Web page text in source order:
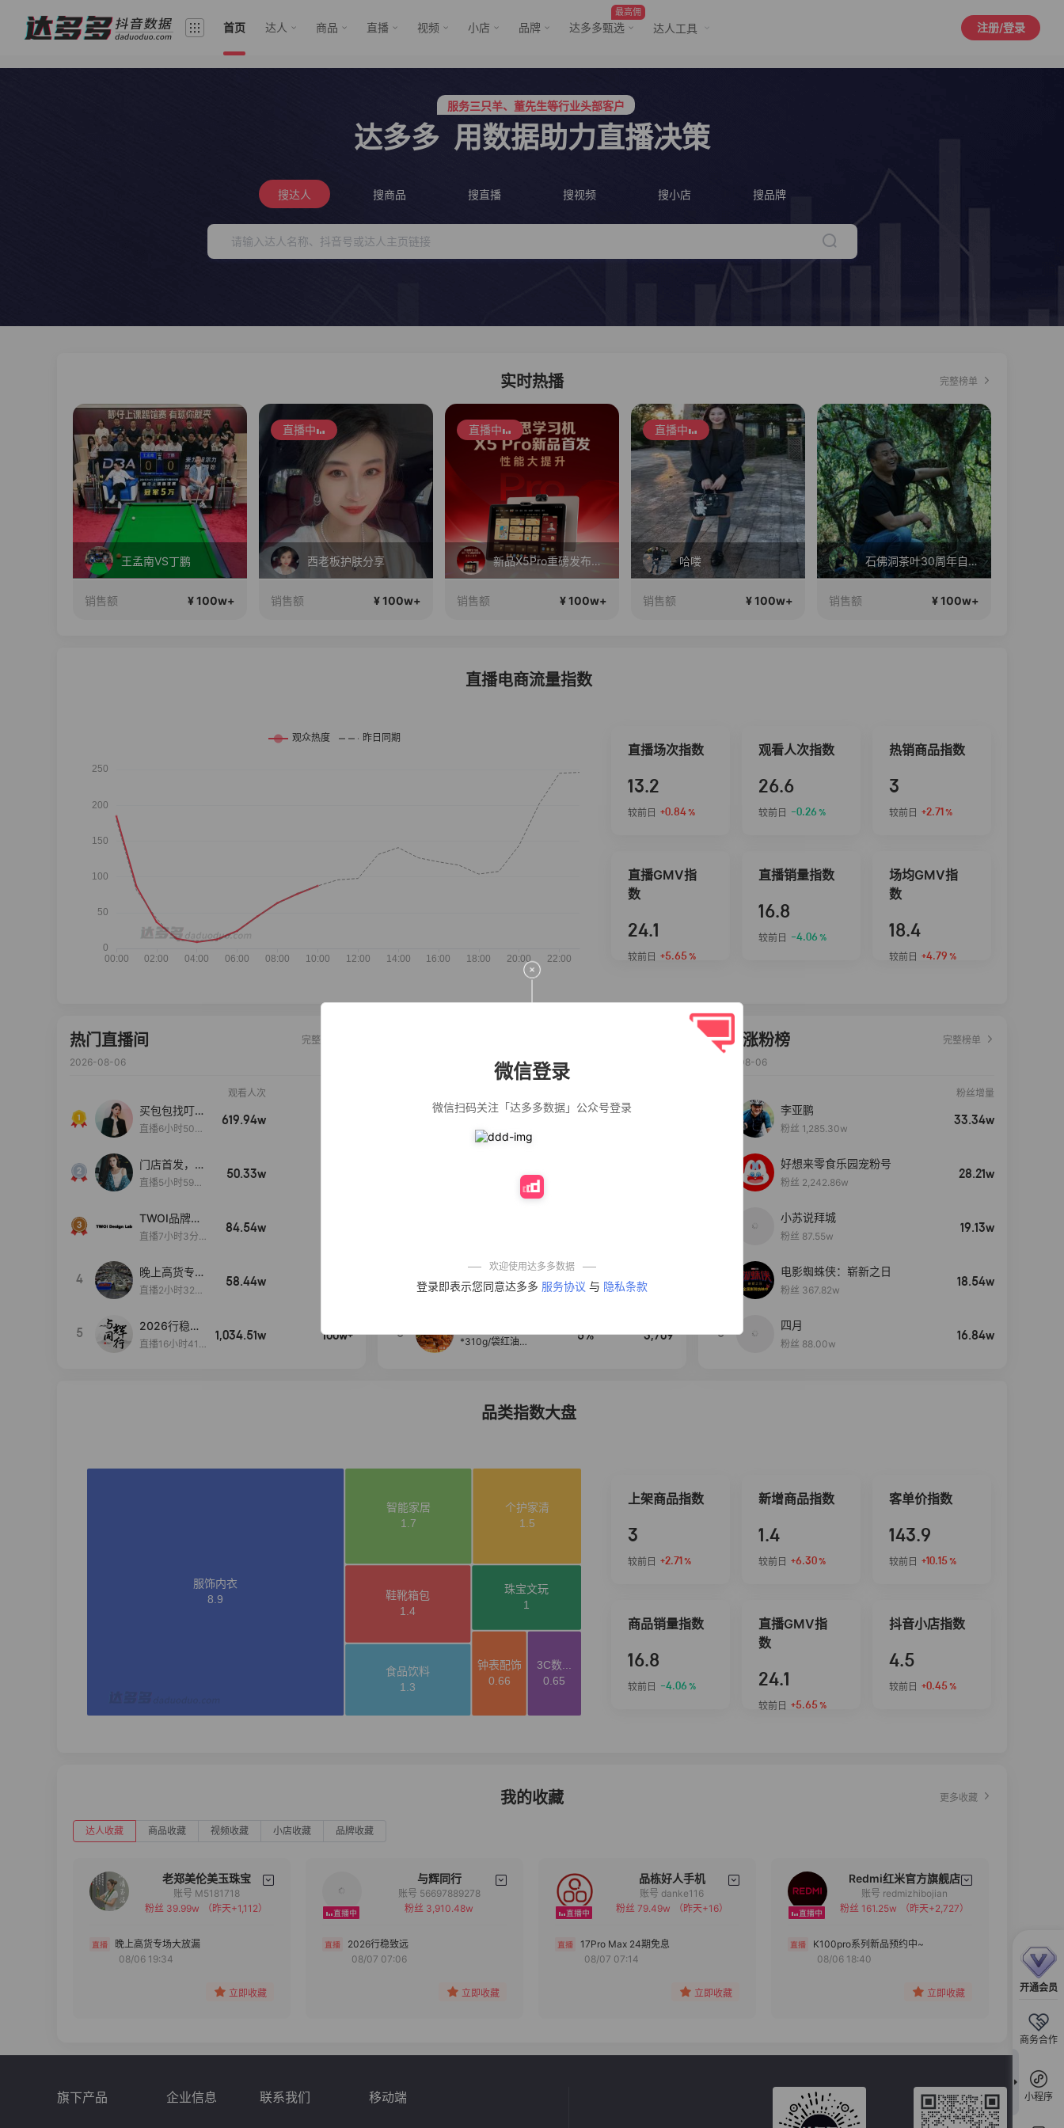
首页 达人 商品 直播 视频 小店 品牌
最高佣
达多多甄选 达人工具 注册/登录
开通会员
商务合作
小程序
微信登录
微信扫码关注「达多多数据」公众号登录
欢迎使用达多多数据
登录即表示您同意达多多 服务协议 与 隐私条款
服务三只羊、董先生等行业头部客户
行业价格屠夫，年卡会员低至798/年
达多多 用数据助力直播决策
搜达人 搜商品 搜直播 搜视频 搜小店 搜品牌
实时热播 完整榜单
王孟南VS丁鹏
销售额 ¥ 100w+
直播中
西老板护肤分享
销售额 ¥ 100w+
直播中
新品X5Pro重磅发布！性能大提升！首发补贴还送千元好礼！
销售额 ¥ 100w+
直播中
哈喽
销售额 ¥ 100w+
石佛洞茶叶30周年自营直播间！
销售额 ¥ 100w+
直播电商流量指数
直播场次指数
13.2
较前日 +0.84%
观看人次指数
26.6
较前日 -0.26 %
热销商品指数
3
较前日 +2.71 %
直播GMV指
数
24.1
较前日 +5.65 %
直播销量指数
16.8
较前日 -4.06 %
场均GMV指
数
18.4
较前日 +4.79 %
热门直播间
完整榜单
2026-08-06
观看人次
买包包找叮
当,一折购！
直播6小时50分
619.94w
门店首发，秋
款大上新！！
直播5小时59分
50.33w
TWOI品牌直
播间新款上
直播7小时3分5
84.54w
4
晚上高货专场
大放漏
直播2小时32分
58.44w
5
2026行稳致
远
直播16小时41
1,034.51w 100w+
【净浮生】油污
重油污去油王污
衣粉轻松搓洗去
污渍除菌除螨3倍
免煮开袋即食劲
艾草抽绳式免撕
垃圾袋大号特厚
50% 4,154
5
*310g/袋红油麻
5% 3,709
达人涨粉榜
完整榜单
2026-08-06
粉丝增量
李亚鹏
粉丝 1,285.30w
33.34w
好想来零食乐园宠粉号
粉丝 2,242.86w
28.21w
小苏说拜城
粉丝 87.55w
19.13w
电影蜘蛛侠：崭新之日
粉丝 367.82w
18.54w
5
四月
粉丝 88.00w
16.84w
品类指数大盘
上架商品指数
3
较前日 +2.71 %
新增商品指数
1.4
较前日 +6.30%
客单价指数
143.9
较前日 +10.15 %
商品销量指数
16.8
较前日 -4.06 %
直播GMV指
数
24.1
较前日 +5.65 %
抖音小店指数
4.5
较前日 +0.45 %
我的收藏 更多收藏
达人收藏 商品收藏 视频收藏 小店收藏 品牌收藏
老郑美伦美玉珠宝
备注
分组
账号 M5181718
粉丝 39.99w
（昨天+1,112）
晚上高货专场大放漏
08/06 19:34
立即收藏
与辉同行
备注
账号 56697889278
粉丝 3,910.48w
2026行稳致远
08/07 07:06
立即收藏
品栋好人手机
备注
分组
账号 danke116
粉丝 79.49w
（昨天+16）
17Pro Max 24期免息
08/07 07:14
立即收藏
Redmi红米官方旗舰店
备注
分组
账号 redmizhibojian
粉丝 161.25w
（昨天+2,727）
K100pro系列新品预约中~
08/06 18:40
立即收藏
旗下产品 企业信息 联系我们 移动端